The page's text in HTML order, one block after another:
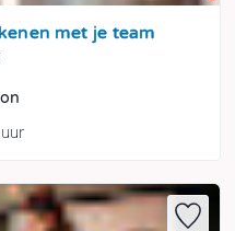
met je team